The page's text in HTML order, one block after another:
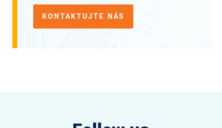
KONTAKTUJTE NÁS